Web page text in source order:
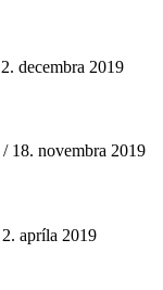
2. decembra 2019
/ 18. novembra 2019
2. apríla 2019